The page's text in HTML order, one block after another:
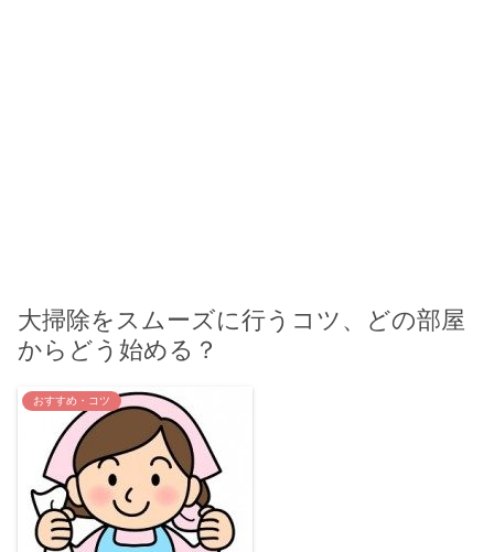
大掃除をスムーズに行うコツ、どの部屋
からどう始める？
おすすめ・コツ